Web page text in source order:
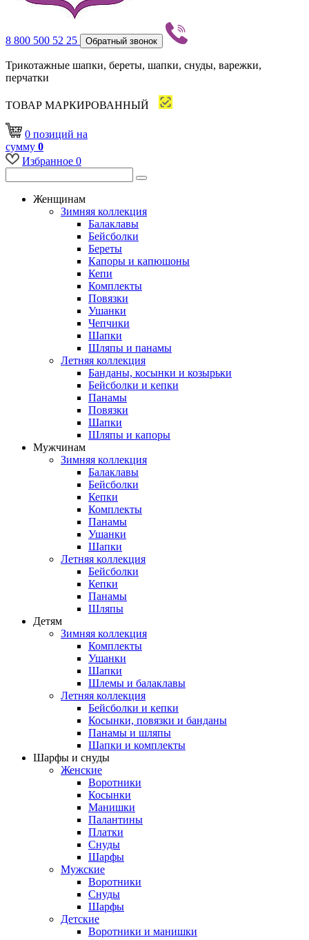
8 800 500 52 25 Обратный звонок
Трикотажные шапки, береты, шапки, снуды, варежки,
перчатки
ТОВАР МАРКИРОВАННЫЙ
0 позиций на
сумму 0
Избранное 0
Женщинам
Зимняя коллекция
Балаклавы
Бейсболки
Береты
Капоры и капюшоны
Кепи
Комплекты
Повязки
Ушанки
Чепчики
Шапки
Шляпы и панамы
Летняя коллекция
Банданы, косынки и козырьки
Бейсболки и кепки
Панамы
Повязки
Шапки
Шляпы и капоры
Мужчинам
Зимняя коллекция
Балаклавы
Бейсболки
Кепки
Комплекты
Панамы
Ушанки
Шапки
Летняя коллекция
Бейсболки
Кепки
Панамы
Шляпы
Детям
Зимняя коллекция
Комплекты
Ушанки
Шапки
Шлемы и балаклавы
Летняя коллекция
Бейсболки и кепки
Косынки, повязки и банданы
Панамы и шляпы
Шапки и комплекты
Шарфы и снуды
Женские
Воротники
Косынки
Манишки
Палантины
Платки
Снуды
Шарфы
Мужские
Воротники
Снуды
Шарфы
Детские
Воротники и манишки